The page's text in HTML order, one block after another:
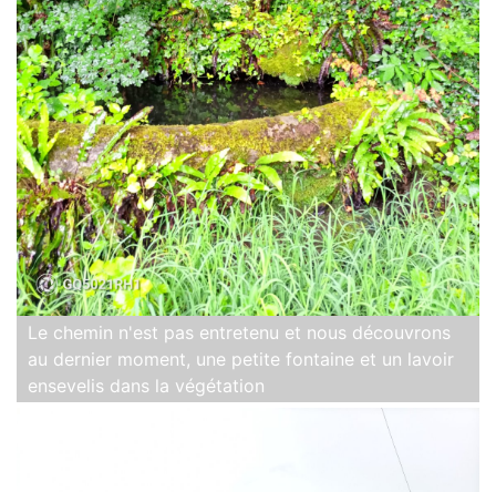
Le chemin n'est pas entretenu et nous découvrons
au dernier moment, une petite fontaine et un lavoir
ensevelis dans la végétation